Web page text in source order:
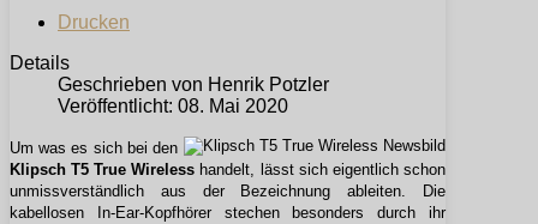
Drucken
Details
Geschrieben von Henrik Potzler
Veröffentlicht: 08. Mai 2020
Um was es sich bei den
Klipsch T5 True Wireless handelt, lässt sich eigentlich schon
unmissverständlich aus der Bezeichnung ableiten. Die
kabellosen In-Ear-Kopfhörer stechen besonders durch ihr